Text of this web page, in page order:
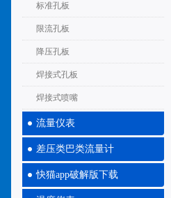
标准孔板
限流孔板
降压孔板
焊接式孔板
焊接式喷嘴
流量仪表
差压类巴类流量计
快猫app破解版下载